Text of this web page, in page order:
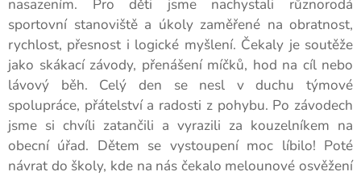
nasazením. Pro děti jsme nachystali různorodá
sportovní stanoviště a úkoly zaměřené na obratnost,
rychlost, přesnost i logické myšlení. Čekaly je soutěže
jako skákací závody, přenášení míčků, hod na cíl nebo
lávový běh. Celý den se nesl v duchu týmové
spolupráce, přátelství a radosti z pohybu. Po závodech
jsme si chvíli zatančili a vyrazili za kouzelníkem na
obecní úřad. Dětem se vystoupení moc líbilo! Poté
návrat do školy, kde na nás čekalo melounové osvěžení